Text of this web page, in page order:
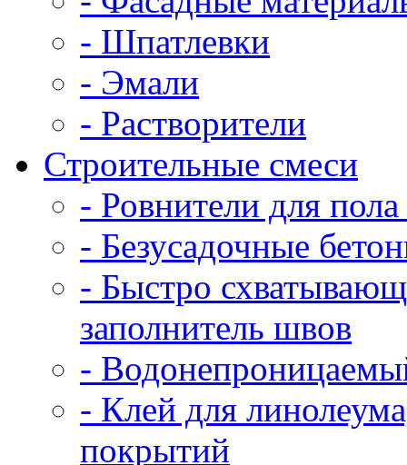
- Шпатлевки
- Эмали
- Растворители
Строительные смеси
- Ровнители для
- Безусадочные
- Быстро
заполнитель швов
-
- Клей для
покрытий